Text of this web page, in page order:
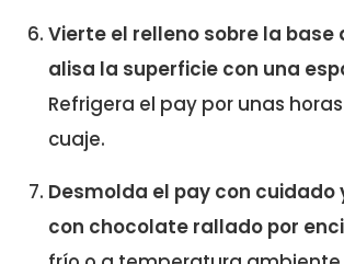
Vierte el relleno sobre la
alisa la superficie con una
Refrigera el pay por unas
cuaje.
Desmolda el pay con cuidado
con chocolate rallado por